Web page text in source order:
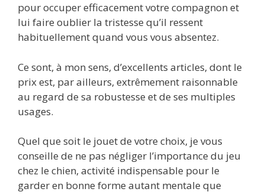
pour occuper efficacement votre compagnon et
lui faire oublier la tristesse qu’il ressent
habituellement quand vous vous absentez.
Ce sont, à mon sens, d’excellents articles, dont le
prix est, par ailleurs, extrêmement raisonnable
au regard de sa robustesse et de ses multiples
usages.
Quel que soit le jouet de votre choix, je vous
conseille de ne pas négliger l’importance du jeu
chez le chien, activité indispensable pour le
garder en bonne forme autant mentale que